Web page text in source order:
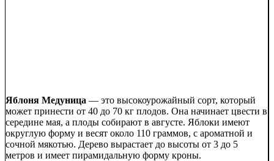
Яблоня Медуница — это высокоурожайный сорт, который
может принести от 40 до 70 кг плодов. Она начинает цвести в
середине мая, а плоды собирают в августе. Яблоки имеют
округлую форму и весят около 110 граммов, с ароматной и
сочной мякотью. Дерево вырастает до высоты от 3 до 5
метров и имеет пирамидальную форму кроны.